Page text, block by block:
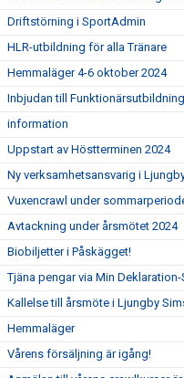
Driftstörning i SportAdmin
HLR-utbildning för alla Tränare
Hemmaläger 4-6 oktober 2024
Inbjudan till
information
Uppstart av Höstterminen 2024
Ny verksamhetsansvarig i
Vuxencrawl under
Avtackning under årsmötet 2024
Biobiljetter i Påskägget!
Tjäna pengar via Min
Kallelse till årsmöte i Ljungby
Hemmaläger
Vårens försäljning är igång!